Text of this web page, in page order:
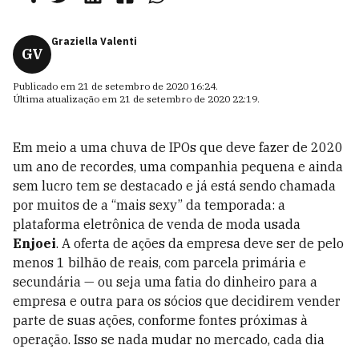
GV
Graziella Valenti
Publicado em 21 de setembro de 2020 16:24.
Última atualização em 21 de setembro de 2020 22:19.
Em meio a uma chuva de IPOs que deve fazer de 2020
um ano de recordes, uma companhia pequena e ainda
sem lucro tem se destacado e já está sendo chamada
por muitos de a “mais sexy” da temporada: a
plataforma eletrônica de venda de moda usada
Enjoei. A oferta de ações da empresa deve ser de pelo
menos 1 bilhão de reais, com parcela primária e
secundária — ou seja uma fatia do dinheiro para a
empresa e outra para os sócios que decidirem vender
parte de suas ações, conforme fontes próximas à
operação. Isso se nada mudar no mercado, cada dia